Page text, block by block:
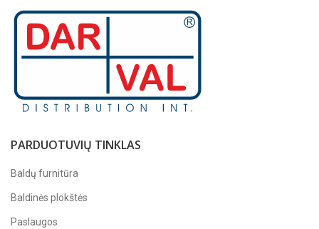
PARDUOTUVIŲ TINKLAS
Baldų furnitūra
Baldinės plokštės
Paslaugos